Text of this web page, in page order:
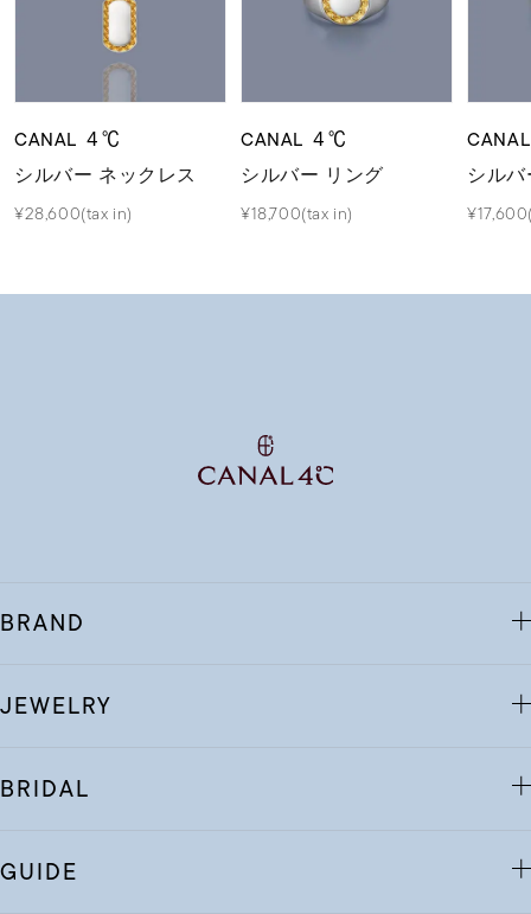
CANAL ４℃
シルバー ネックレス
¥28,600(tax in)
CANAL ４℃
シルバー リング
¥18,700(tax in)
シル
BRAND
JEWELRY
BRIDAL
GUIDE